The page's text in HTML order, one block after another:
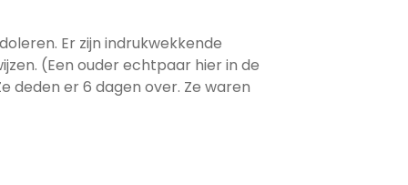
Er zijn indrukwekkende
(Een ouder echtpaar hier in de
deden er 6 dagen over. Ze waren